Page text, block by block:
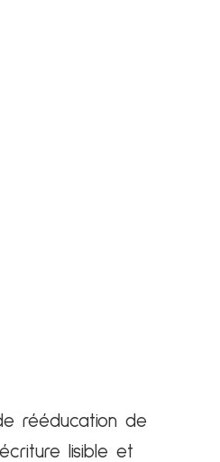
rééducation de
lisible et